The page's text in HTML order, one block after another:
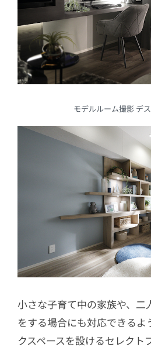
モデルルーム撮影 デ
小さな子育て中の家族や、二
をする場合にも対応できる
クスペースを設けるセレクト